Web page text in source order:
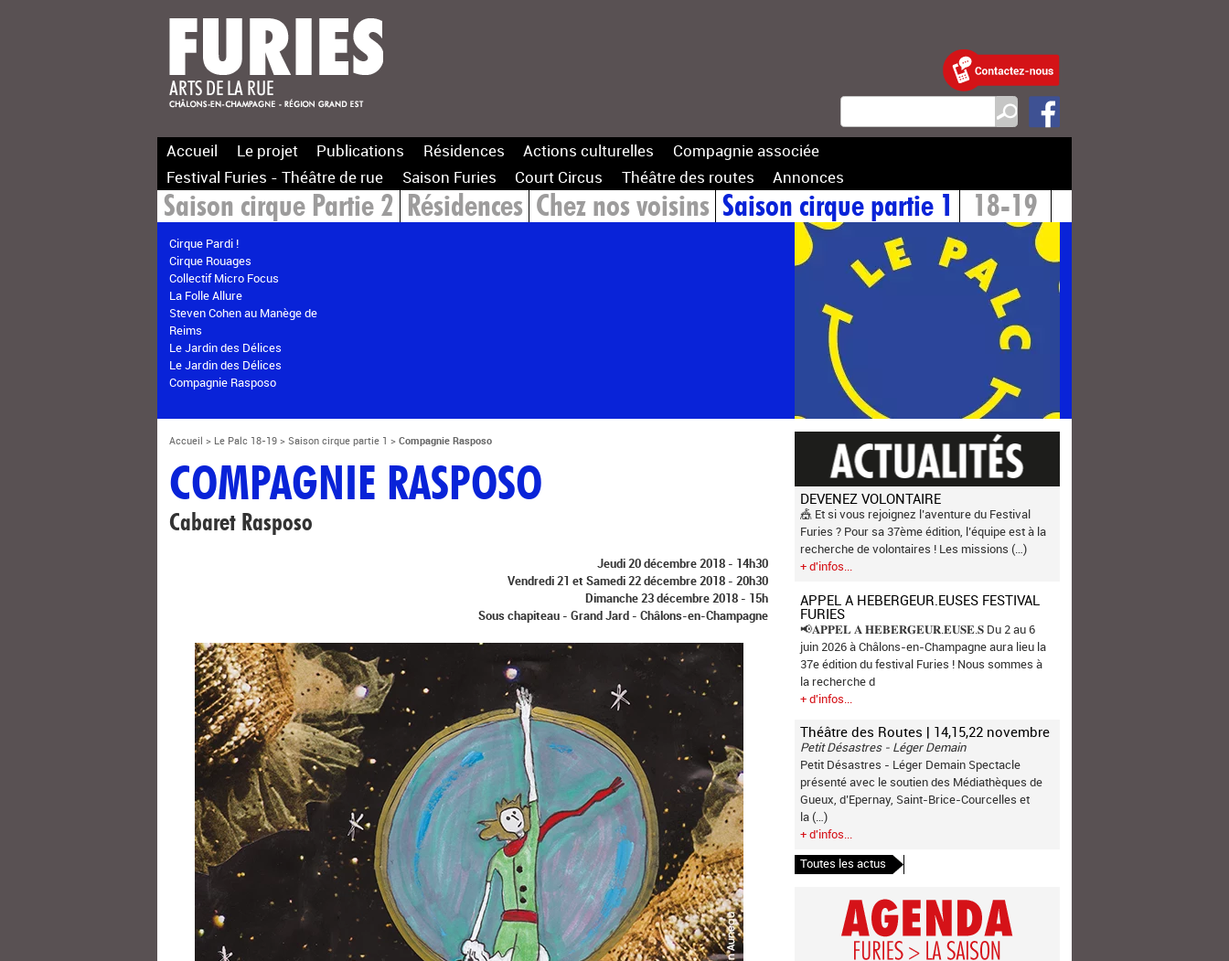
Accueil Le projet Publications Résidences Actions culturelles
Compagnie associée
Festival Furies - Théâtre de rue
Saison Furies Court Circus Théâtre des routes Annonces
Saison cirque Partie 2 Résidences Chez nos voisins Saison cirque partie 1
Cirque Pardi !
Cirque Rouages
Collectif Micro Focus
La Folle Allure
Steven Cohen au Manège de
Reims
Le Jardin des Délices
Le Jardin des Délices
Compagnie Rasposo
18-19
Accueil > Le Palc 18-19 >Saison cirque partie 1 >Compagnie Rasposo
COMPAGNIE RASPOSO
Cabaret Rasposo
Jeudi 20 décembre 2018 - 14h30
Vendredi 21 et Samedi 22 décembre 2018 - 20h30
Dimanche 23 décembre 2018 - 15h
Sous chapiteau - Grand Jard - Châlons-en-Champagne
DEVENEZ VOLONTAIRE
🎪 Et si vous rejoignez l’aventure du Festival
Furies ? Pour sa 37ème édition, l’équipe est à la
recherche de volontaires ! Les missions (…)
+ d'infos...
APPEL A HEBERGEUR.EUSES FESTIVAL
FURIES
📢𝐀𝐏𝐏𝐄𝐋 𝐀 𝐇𝐄𝐁𝐄𝐑𝐆𝐄𝐔𝐑.𝐄𝐔𝐒𝐄.𝐒 Du 2 au 6
juin 2026 à Châlons-en-Champagne aura lieu la
37e édition du festival Furies ! Nous sommes à
la recherche d
+ d'infos...
Théâtre des Routes | 14,15,22 novembre
Petit Désastres - Léger Demain
Petit Désastres - Léger Demain Spectacle
présenté avec le soutien des Médiathèques de
Gueux, d’Epernay, Saint-Brice-Courcelles et
la (…)
+ d'infos...
Toutes les actus